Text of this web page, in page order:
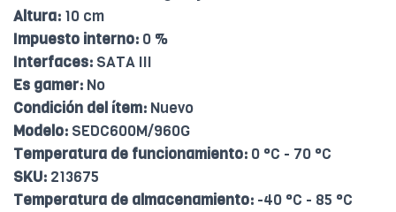
Altura: 10 cm
Impuesto interno: 0 %
Interfaces: SATA III
Es gamer: No
Condición del ítem: Nuevo
Modelo: SEDC600M/960G
Temperatura de funcionamiento: 0 °C - 70 °C
SKU: 213675
Temperatura de almacenamiento: -40 °C - 85 °C